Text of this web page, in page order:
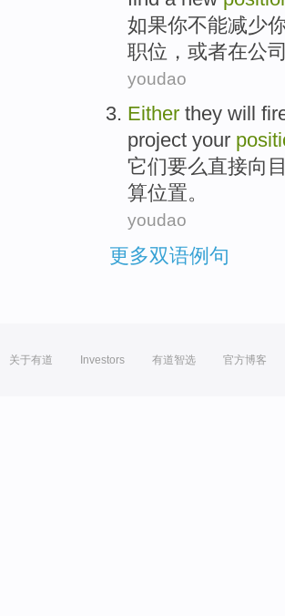
如果你不能减少
职位 ， 或者在公司
youdao
Either they will
project your
它们要么直接向
算位置。
youdao
更多双语例句
关于有道 Investors 有道智选 官方博客